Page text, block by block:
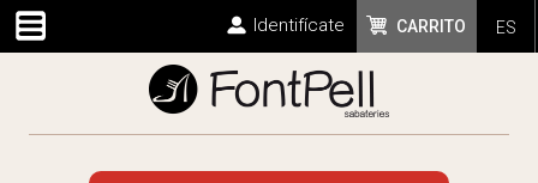
ES
CARRITO
Identifícate